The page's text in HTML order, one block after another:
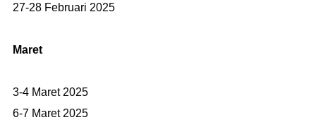
27-28 Februari 2025
Maret
3-4 Maret 2025
6-7 Maret 2025